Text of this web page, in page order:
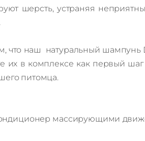
шерсть, устраняя
что наш натуральный шампунь
их в комплексе как первый
питомца.
массирующими